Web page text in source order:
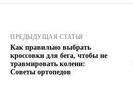
ПРЕДЫДУЩАЯ СТАТЬЯ
Как правильно выбрать
кроссовки для бега, чтобы не
травмировать колени:
Советы ортопедов